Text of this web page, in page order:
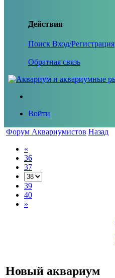
Действия
Поиск Вход/Регистрация
Обратная связь
Войти
Форум Аквариумистов Назад
«
36
37
39
40
»
Новый аквариум